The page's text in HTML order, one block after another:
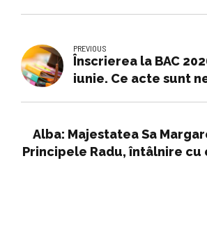
PREVIOUS
Înscrierea la BAC
iunie. Ce acte sunt
competențe
Alba: Majestatea Sa
Principele Radu, întâlnire cu